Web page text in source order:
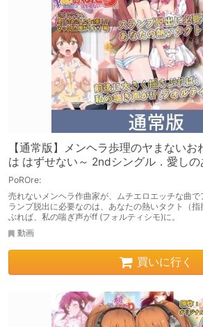
【通常版】メンヘラ歩理のヤまない
は はずせない～ 2ndシングル．愛しの
ずっと私と繋がって編
PoROre:
売れないメンヘラ作曲家が、ムチエロエッチな曲
ランプ脱出に必要なのは、あなたの熱いタクト（
ぶれば、私の喘ぎ声がff (フォルティシモ)に。
動画
買いに行く